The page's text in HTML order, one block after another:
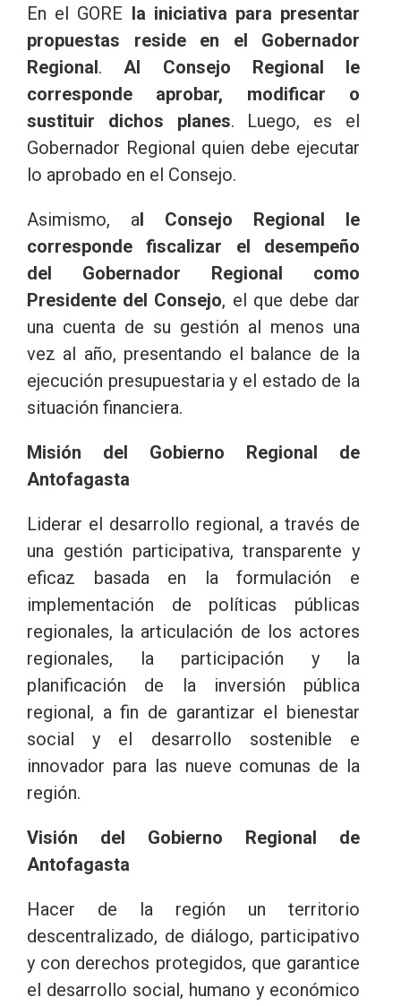
En el GORE la iniciativa para presentar
propuestas reside en el Gobernador
Regional. Al Consejo Regional le
corresponde aprobar, modificar o
sustituir dichos planes. Luego, es el
Gobernador Regional quien debe ejecutar
lo aprobado en el Consejo.
Asimismo, al Consejo Regional le
corresponde fiscalizar el desempeño
del Gobernador Regional como
Presidente del Consejo, el que debe dar
una cuenta de su gestión al menos una
vez al año, presentando el balance de la
ejecución presupuestaria y el estado de la
situación financiera.
Misión del Gobierno Regional de
Antofagasta
Liderar el desarrollo regional, a través de
una gestión participativa, transparente y
eficaz basada en la formulación e
implementación de políticas públicas
regionales, la articulación de los actores
regionales, la participación y la
planificación de la inversión pública
regional, a fin de garantizar el bienestar
social y el desarrollo sostenible e
innovador para las nueve comunas de la
región.
Visión del Gobierno Regional de
Antofagasta
Hacer de la región un territorio
descentralizado, de diálogo, participativo
y con derechos protegidos, que garantice
el desarrollo social, humano y económico